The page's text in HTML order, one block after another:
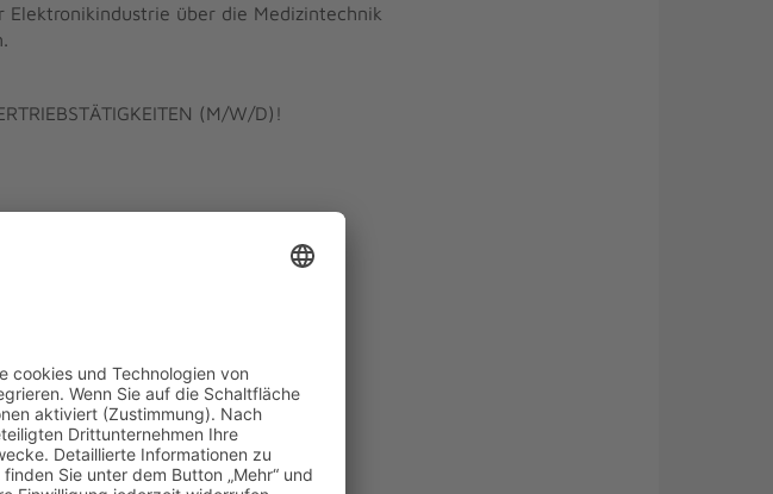
über die Medizintechnik
(M/W/D)!
(M/W/D)!
(M/W/D)!
(M/W/D)!